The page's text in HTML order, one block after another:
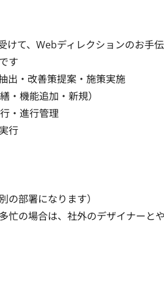
けて、Webディレクションのお手
す
出・改善策提案・施策実施
・機能追加・新規）
・進行管理
行
の部署になります）
忙の場合は、社外のデザイナーと